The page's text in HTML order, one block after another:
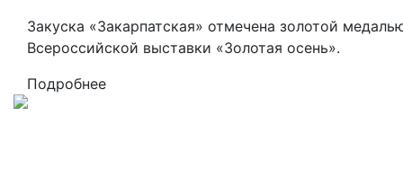
Закуска «Закарпатская» отмечена золотой
Всероссийской выставки «Золотая осень».
Подробнее